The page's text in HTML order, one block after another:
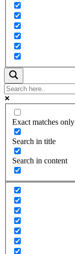
Exact matches only
Search in title
Search in content